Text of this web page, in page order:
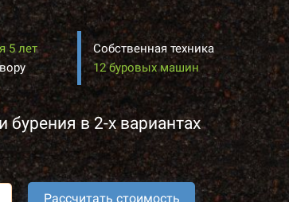
Собственная техника
12 буровых машин
5 лет
Рассчитать стоимость
бурения в 2-х вариантах